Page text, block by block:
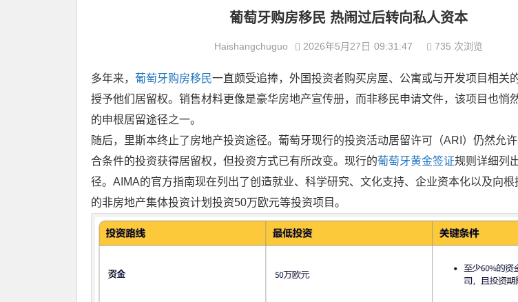
葡萄牙购房移民 热闹过后转向私人资本
Haishangchuguo 2026年5月27日 09:31:47 735 次浏览
多年来， 葡萄牙购房移民一直颇受追捧，外国投资者购买房屋、公寓或与开发项目相关
授予他们居留权。销售材料更像是豪华房地产宣传册，而非移民申请文件，该项目也悄
的申根居留途径之一。
随后，里斯本终止了房地产投资途径。葡萄牙现行的投资活动居留许可（ARI）仍然允
合条件的投资获得居留权，但投资方式已有所改变。现行的葡萄牙黄金签证规则详细列
径。AIMA的官方指南现在列出了创造就业、科学研究、文化支持、企业资本化以及向根
的非房地产集体投资计划投资50万欧元等投资项目。